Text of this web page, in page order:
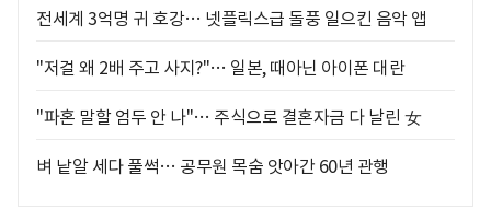
전세계 3억명 귀 호강… 넷플릭스급 돌풍 일으킨 음악 앱
"저걸 왜 2배 주고 사지?"… 일본, 때아닌 아이폰 대란
"파혼 말할 엄두 안 나"… 주식으로 결혼자금 다 날린 女
벼 낱알 세다 풀썩… 공무원 목숨 앗아간 60년 관행